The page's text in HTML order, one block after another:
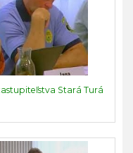
Stará Turá